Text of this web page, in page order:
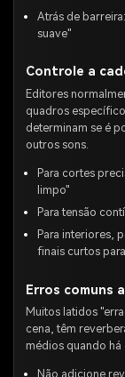
Atrás de
suave"
Controle a
Editores
quadros
determinam se é
outros sons.
Para cortes
limpo"
Para tensão
Para interiores,
finais curtos
Erros comuns
Muitos latidos
cena, têm
médios quando há
Não adicione